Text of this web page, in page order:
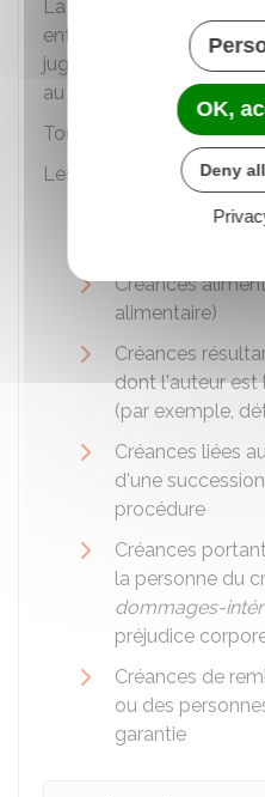
La clôture du
entraîne l'effacement des
jugement d'ouverture
au juge commis.
Toutefois, certaines
Les créances suivantes
Créances des
Créances
alimentaire)
Créances
dont l'auteur est
(par exemple,
Créances liées
d'une
procédure
Créances
la personne du
dommages-
préjudice
Créances de
ou des
garantie
OK,
Deny